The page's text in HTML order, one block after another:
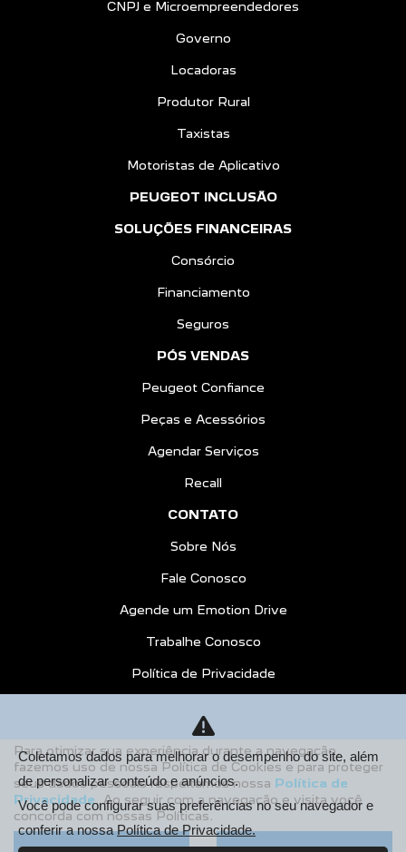
CNPJ e Microempreendedores
Governo
Locadoras
Produtor Rural
Taxistas
Motoristas de Aplicativo
PEUGEOT INCLUSÃO
SOLUÇÕES FINANCEIRAS
Consórcio
Financiamento
Seguros
PÓS VENDAS
Peugeot Confiance
Peças e Acessórios
Agendar Serviços
Recall
CONTATO
Sobre Nós
Fale Conosco
Agende um Emotion Drive
Trabalhe Conosco
Política de Privacidade
AGENDE UM TEST DRIVE
Desacelere. Seu bem maior é a vida.
Para otimizar sua experiência durante a navegação,
fazemos uso de nossa Política de Cookies e para proteger
seus dados pessoais respeitamos nossa Política de
Privacidade . Ao seguir com a navegação e visita você
concorda com nossas Políticas.
Coletamos dados para melhorar o desempenho do site, além
de personalizar conteúdo e anúncios.
Você pode configurar suas preferências no seu navegador e
conferir a nossaPolítica de Privacidade.